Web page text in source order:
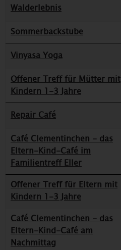
Walderlebnis
Sommerbackstube
Vinyasa Yoga
Offener Treff für Mütter mit
Kindern 1-3 Jahre
Repair Café
Café Clementinchen - das
Eltern-Kind-Café im
Familientreff Eller
Offener Treff für Eltern mit
Kindern 1-3 Jahre
Café Clementinchen - das
Eltern-Kind-Café am
Nachmittag